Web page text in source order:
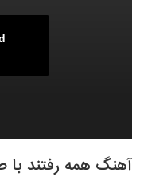
آهنگ همه رفتند با